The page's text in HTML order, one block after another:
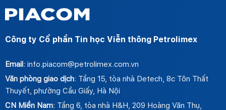
Công ty Cổ phần Tin học Viễn thông Petrolimex
Email: info.piacom@petrolimex.com.vn
Văn phòng giao dịch: Tầng 15, tòa nhà Detech, 8c Tôn Thất
Thuyết, phường Cầu Giấy, Hà Nội
CN Miền Nam: Tầng 6, tòa nhà H&H, 209 Hoàng Văn Thụ,